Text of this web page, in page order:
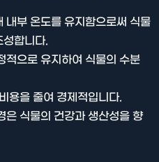
내부 온도를 유지함으로써 식물
합니다.
적으로 유지하여 식물의 수분
용을 줄여 경제적입니다.
은 식물의 건강과 생산성을 향